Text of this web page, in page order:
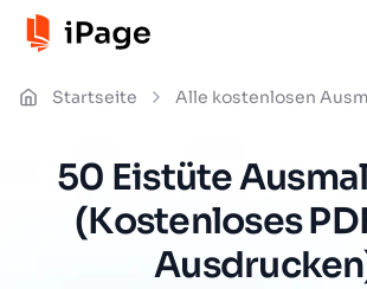
Startseite Alle kostenlosen
50 Eistüte
(Kostenloses